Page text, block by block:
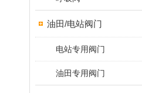
油田/电站阀门
电站专用阀门
油田专用阀门